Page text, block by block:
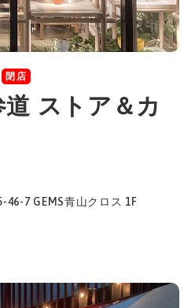
閉店
ストア＆カ
7 GEMS青山クロス 1F